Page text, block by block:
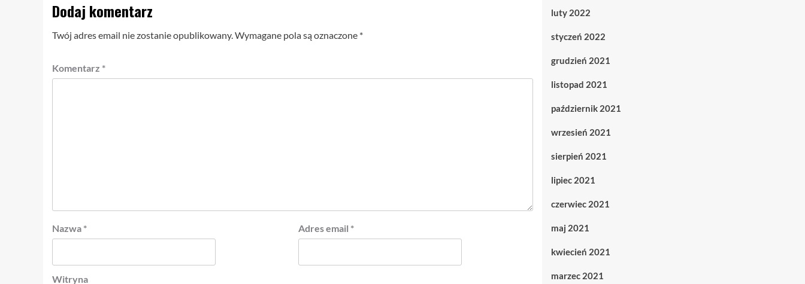
Dodaj komentarz
Twój adres email nie zostanie opublikowany. Wymagane pola są oznaczone *
Komentarz *
Nazwa * Adres email *
Witryna
luty 2022
styczeń 2022
grudzień 2021
listopad 2021
październik 2021
wrzesień 2021
sierpień 2021
lipiec 2021
czerwiec 2021
maj 2021
kwiecień 2021
marzec 2021